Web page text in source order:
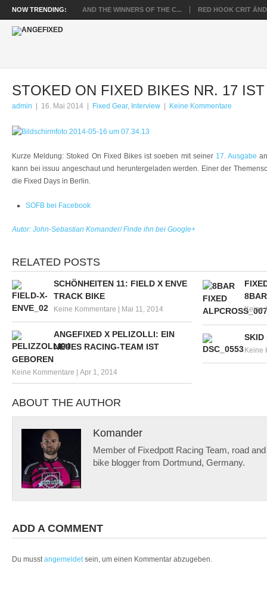
NOW TRENDING: AND THE WINNERS OF THE C... RED HOOK CRIT
STOKED ON FIXED BIKES NR. 17
admin 16. Mai 2014 Fixed Gear, Interview Keine Kommentare
Kurze Meldung: Stoked On Fixed Bikes ist soeben mit seiner 17. Ausgabe
kann bei issuu angeschaut und heruntergeladen werden. Einer der
die Fixed Days in Berlin.
SOFB bei Facebook
Autor: John-Sebastian Komander/ Finde ihn bei Google+
RELATED POSTS
SCHÖNHEITEN 11: FIELD X ENVE
TRACK BIKE
Keine Kommentare | Mai 11, 2014 Keine
ANGEFIXED X PELIZOLLI: EIN
NEUES RACING-TEAM IST
GEBOREN
Keine Kommentare | Apr 1, 2014
SKID
Keine
ABOUT THE AUTHOR
Komander
Member of Fixedpott Racing Team, road
bike blogger from Dortmund, Germany.
ADD A COMMENT
Du musstangemeldetsein, um einen Kommentar abzugeben.